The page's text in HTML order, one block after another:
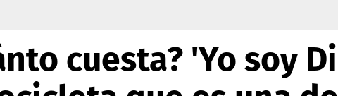
cuesta? 'Yo soy